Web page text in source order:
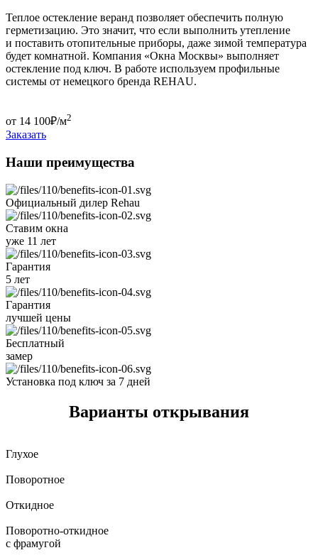
Теплое остекление веранд позволяет обеспечить полную
герметизацию. Это значит, что если выполнить утепление
и поставить отопительные приборы, даже зимой температура
будет комнатной. Компания «Окна Москвы» выполняет
остекление под ключ. В работе используем профильные
системы от немецкого бренда REHAU.
от 14 100₽/м2
Заказать
Наши преимущества
Официальный дилер Rehau
Ставим окна
уже 11 лет
Гарантия
5 лет
Гарантия
лучшей цены
Бесплатный
замер
Установка под ключ за 7 дней
Варианты открывания
Глухое
Поворотное
Откидное
Поворотно-откидное
с фрамугой